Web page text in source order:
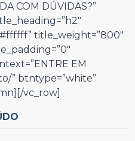
COM DÚVIDAS?”
title_weight=”800″
EM
” btntype=”white”
vc_row]